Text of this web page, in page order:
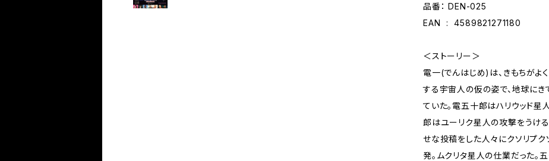
品番： DEN-025
EAN ‏ : ‎ 4589821271180
＜ストーリー＞
電一(でんはじめ)は、きもちが
する宇宙人の仮の姿で、地球に
ていた。電五十郎はハリウッド星
郎はユーリク星人の攻撃をうけ
せな投稿をした人々にクソリプ
発。ムクリタ星人の仕業だった